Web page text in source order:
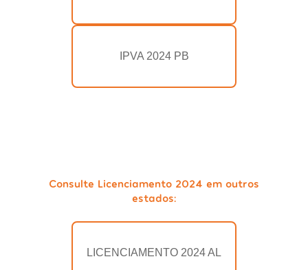
IPVA 2024 PB
Consulte Licenciamento 2024 em outros
estados:
LICENCIAMENTO 2024 AL